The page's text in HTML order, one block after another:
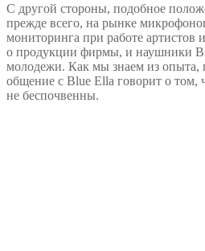
С другой стороны, подобное
прежде всего, на рынке
мониторинга при работе артистов
о продукции фирмы, и наушники
молодежи. Как мы знаем из опыта,
общение с Blue Ella говорит о том,
не беспочвенны.